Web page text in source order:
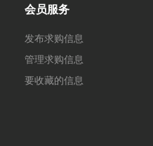
会员服务
发布求购信息
管理求购信息
要收藏的信息